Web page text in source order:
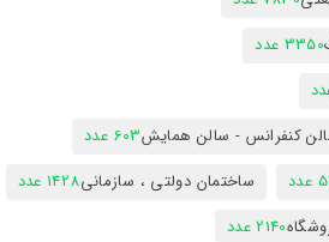
3350 عدد
کنفرانس - سالن همایش603 عدد
ساختمان دولتی ، سازمانی1428 عدد
2140 عدد